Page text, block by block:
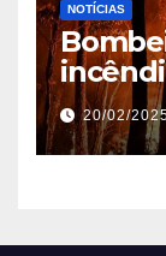
NOTÍCIAS
em20/02/